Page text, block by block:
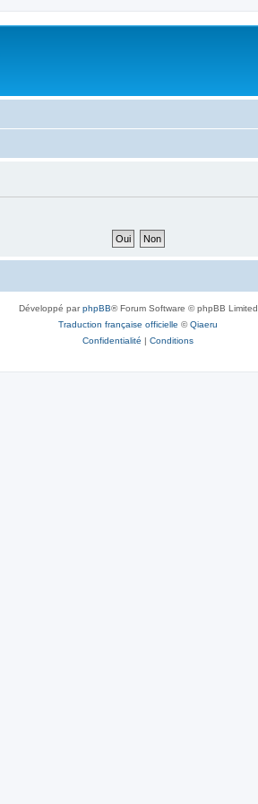
Développé parphpBB® Forum Software © phpBB Limited
Traduction française officielle ©Qiaeru
Confidentialité | Conditions